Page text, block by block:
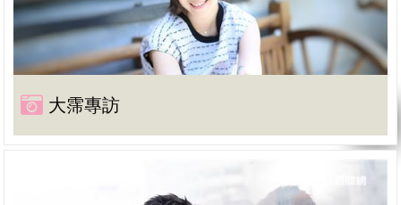
大霈專訪